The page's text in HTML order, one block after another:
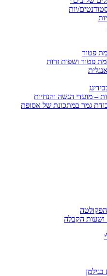
יות
פטור
פטור ושפות זרות
– מועדי הגשה והנחיות
גמר במתכונת של אסופת
הפקולטה
ושעות הקבלה